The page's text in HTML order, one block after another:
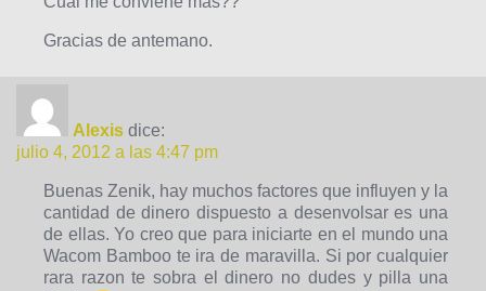
Gracias de antemano.
Alexis dice:
julio 4, 2012 a las 4:47 pm
Buenas Zenik, hay muchos factores que influyen y la
cantidad de dinero dispuesto a desenvolsar es una
de ellas. Yo creo que para iniciarte en el mundo una
Wacom Bamboo te ira de maravilla. Si por cualquier
rara razon te sobra el dinero no dudes y pilla una